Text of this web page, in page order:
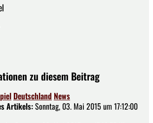
zu diesem Beitrag
Deutschland News
Artikels:Sonntag, 03. Mai 2015 um 17:12:00